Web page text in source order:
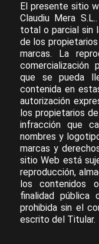
El presente sitio
Claudiu Mera
total o parcial sin
de los
marcas. La
comercialización
que se pueda
contenida en
autorización
los propietarios
infracción que
nombres y
marcas y
sitio Web está
reproducción,
los contenidos
finalidad pública
prohibida sin el
escrito del Titular.